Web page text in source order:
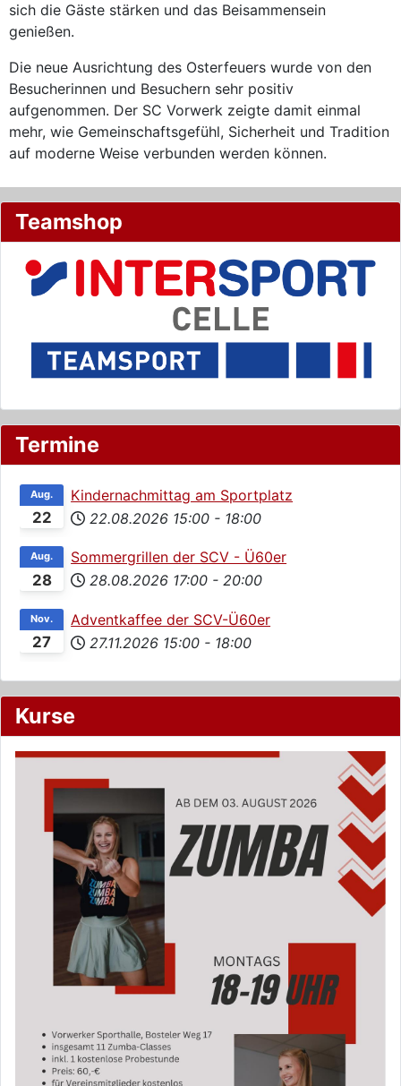
sich die Gäste stärken und das Beisammensein
genießen.
Die neue Ausrichtung des Osterfeuers wurde von den
Besucherinnen und Besuchern sehr positiv
aufgenommen. Der SC Vorwerk zeigte damit einmal
mehr, wie Gemeinschaftsgefühl, Sicherheit und Tradition
auf moderne Weise verbunden werden können.
Teamshop
Termine
22
Aug.
Kindernachmittag am Sportplatz
22.08.2026 15:00 - 18:00
28
Aug.
Sommergrillen der SCV - Ü60er
28.08.2026 17:00 - 20:00
27
Nov.
Adventkaffee der SCV-Ü60er
27.11.2026 15:00 - 18:00
Kurse